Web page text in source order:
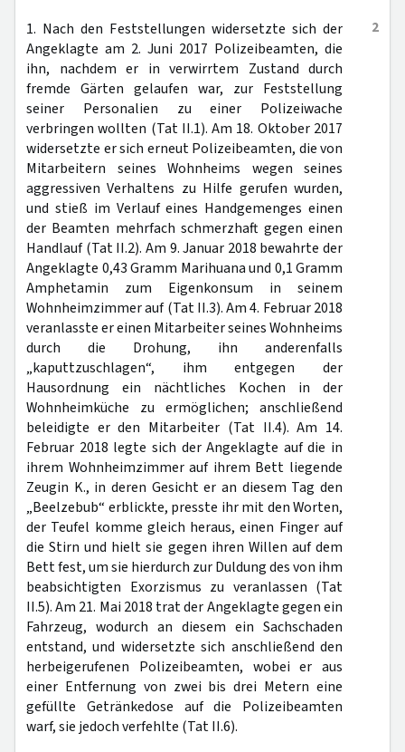
2
1. Nach den Feststellungen widersetzte sich der
Angeklagte am 2. Juni 2017 Polizeibeamten, die
ihn, nachdem er in verwirrtem Zustand durch
fremde Gärten gelaufen war, zur Feststellung
seiner Personalien zu einer Polizeiwache
verbringen wollten (Tat II.1). Am 18. Oktober 2017
widersetzte er sich erneut Polizeibeamten, die von
Mitarbeitern seines Wohnheims wegen seines
aggressiven Verhaltens zu Hilfe gerufen wurden,
und stieß im Verlauf eines Handgemenges einen
der Beamten mehrfach schmerzhaft gegen einen
Handlauf (Tat II.2). Am 9. Januar 2018 bewahrte der
Angeklagte 0,43 Gramm Marihuana und 0,1 Gramm
Amphetamin zum Eigenkonsum in seinem
Wohnheimzimmer auf (Tat II.3). Am 4. Februar 2018
veranlasste er einen Mitarbeiter seines Wohnheims
durch die Drohung, ihn anderenfalls
„kaputtzuschlagen“, ihm entgegen der
Hausordnung ein nächtliches Kochen in der
Wohnheimküche zu ermöglichen; anschließend
beleidigte er den Mitarbeiter (Tat II.4). Am 14.
Februar 2018 legte sich der Angeklagte auf die in
ihrem Wohnheimzimmer auf ihrem Bett liegende
Zeugin K., in deren Gesicht er an diesem Tag den
„Beelzebub“ erblickte, presste ihr mit den Worten,
der Teufel komme gleich heraus, einen Finger auf
die Stirn und hielt sie gegen ihren Willen auf dem
Bett fest, um sie hierdurch zur Duldung des von ihm
beabsichtigten Exorzismus zu veranlassen (Tat
II.5). Am 21. Mai 2018 trat der Angeklagte gegen ein
Fahrzeug, wodurch an diesem ein Sachschaden
entstand, und widersetzte sich anschließend den
herbeigerufenen Polizeibeamten, wobei er aus
einer Entfernung von zwei bis drei Metern eine
gefüllte Getränkedose auf die Polizeibeamten
warf, sie jedoch verfehlte (Tat II.6).